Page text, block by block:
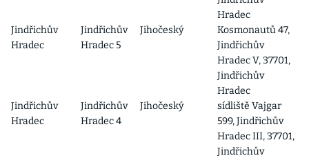
Hradec
Jindřichův
Hradec
Jindřichův
Hradec 5
Jihočeský
Kosmonautů 47,
Jindřichův
Hradec V, 37701,
Jindřichův
Hradec
Jindřichův
Hradec
Jindřichův
Hradec 4
Jihočeský
sídliště Vajgar
599, Jindřichův
Hradec III, 37701,
Jindřichův